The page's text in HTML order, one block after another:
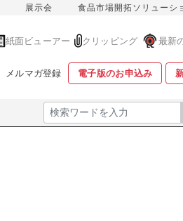
展示会 食品市場開拓ソリューシ
紙面ビューアー クリッピング 最新
メルマガ登録 電子版のお申込み